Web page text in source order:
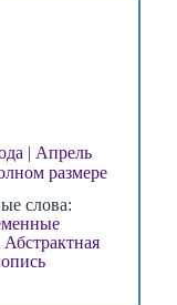
размере
слова:
Абстрактная